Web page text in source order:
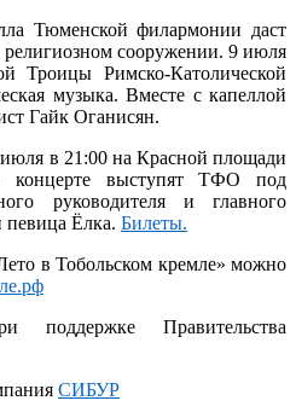
Тюменской филармонии даст
сооружении. 9 июля
Троицы Римско-Католической
музыка. Вместе с капеллой
Гайк Оганисян.
в 21:00 на Красной площади
концерте выступят ТФО под
руководителя и главного
Ёлка. Билеты.
в Тобольском кремле» можно
поддержке Правительства
СИБУР